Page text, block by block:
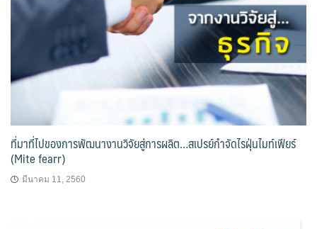
ที่มาที่ไปของการพัฒนางานวิจัยสู่การผลิต…สเปรย์กำจัดไรฝุ่นไมท์เฟียร์
(Mite fearr)
มีนาคม 11, 2560